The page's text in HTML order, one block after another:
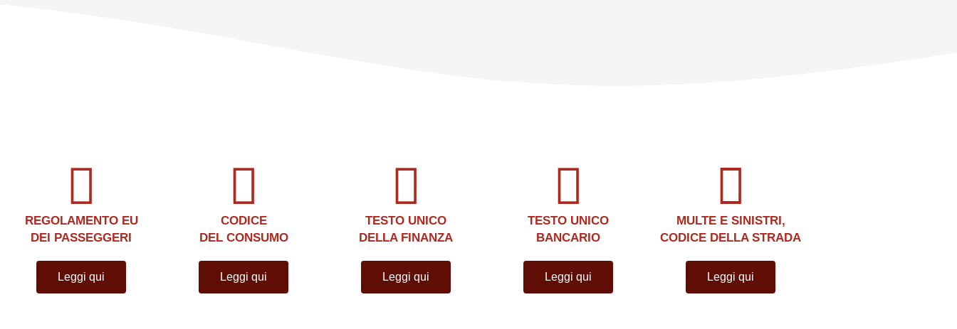
REGOLAMENTO EU
DEI PASSEGGERI
Leggi qui
CODICE
DEL CONSUMO
Leggi qui
TESTO UNICO
DELLA FINANZA
Leggi qui
TESTO UNICO
BANCARIO
Leggi qui
MULTE E SINISTRI,
CODICE DELLA STRADA
Leggi qui